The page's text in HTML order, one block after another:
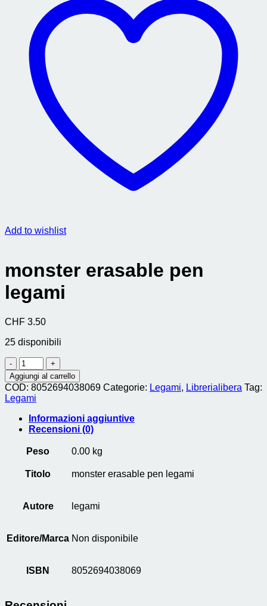
Add to wishlist
monster erasable pen
legami
CHF 3.50
25 disponibili
monster
erasable
pen
legami
quantità
Aggiungi al carrello
COD: 8052694038069 Categorie: Legami, Librerialibera Tag:
Legami
Informazioni aggiuntive
Recensioni (0)
Peso 0.00 kg
Titolo monster erasable pen legami
Autore legami
Editore/Marca Non disponibile
ISBN 8052694038069